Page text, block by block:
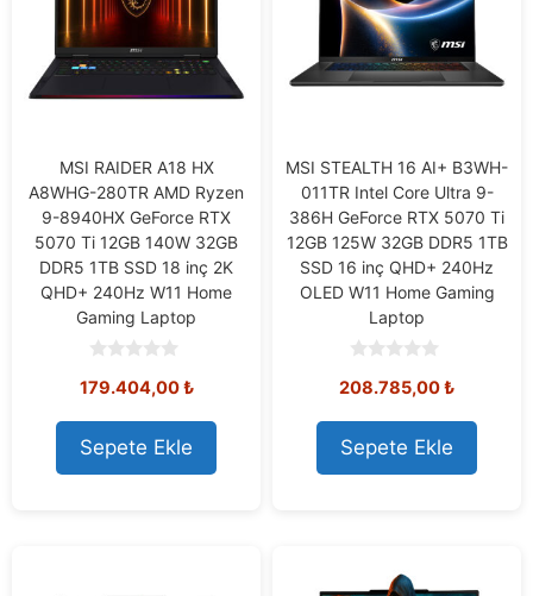
MSI RAIDER A18 HX
A8WHG-280TR AMD Ryzen
9-8940HX GeForce RTX
5070 Ti 12GB 140W 32GB
DDR5 1TB SSD 18 inç 2K
QHD+ 240Hz W11 Home
Gaming Laptop
o
t
o
f
5
179.404,00₺
Sepete Ekle
MSI STEALTH 16 AI+ B3WH-
011TR Intel Core Ultra 9-
386H GeForce RTX 5070 Ti
12GB 125W 32GB DDR5 1TB
SSD 16 inç QHD+ 240Hz
OLED W11 Home Gaming
Laptop
o
t
o
f
5
208.785,00₺
Sepete Ekle